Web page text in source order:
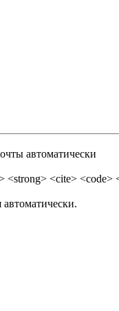
автоматически
<strong> <cite> <code>